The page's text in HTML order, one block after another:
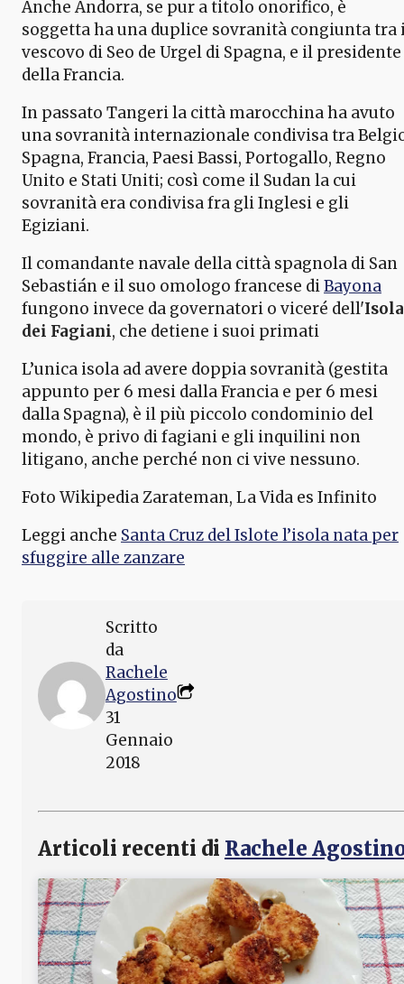
Anche Andorra, se pur a titolo onorifico, è
soggetta ha una duplice sovranità congiunta tra
vescovo di Seo de Urgel di Spagna, e il presidente
della Francia.
In passato Tangeri la città marocchina ha avuto
una sovranità internazionale condivisa tra
Spagna, Francia, Paesi Bassi, Portogallo, Regno
Unito e Stati Uniti; così come il Sudan la cui
sovranità era condivisa fra gli Inglesi e gli
Egiziani.
Il comandante navale della città spagnola di San
Sebastián e il suo omologo francese diBayona
fungono invece da governatori o viceré dell'Isola
dei Fagiani, che detiene i suoi primati
L’unica isola ad avere doppia sovranità (gestita
appunto per 6 mesi dalla Francia e per 6 mesi
dalla Spagna), è il più piccolo condominio del
mondo, è privo di fagiani e gli inquilini non
litigano, anche perché non ci vive nessuno.
Foto Wikipedia Zarateman, La Vida es Infinito
Leggi anche Santa Cruz del Islote l’isola nata per
sfuggire alle zanzare
Scritto
da
Rachele
Agostino
31
Gennaio
2018
Articoli recenti di Rachele